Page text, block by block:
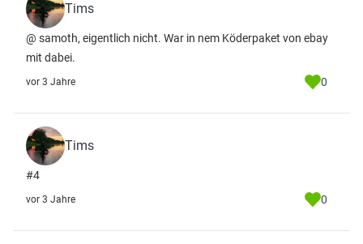
Tims
@ samoth, eigentlich nicht. War in nem Köderpaket von ebay
mit dabei.
vor 3 Jahre 0
Tims
#4
vor 3 Jahre 0